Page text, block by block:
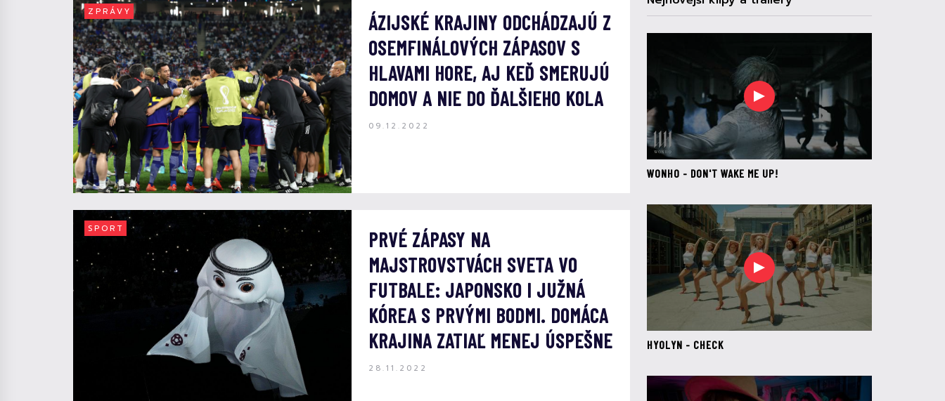
ZPRÁVY
ÁZIJSKÉ KRAJINY ODCHÁDZAJÚ Z
OSEMFINÁLOVÝCH ZÁPASOV S
HLAVAMI HORE, AJ KEĎ SMERUJÚ
DOMOV A NIE DO ĎALŠIEHO KOLA
09.12.2022
SPORT
PRVÉ ZÁPASY NA
MAJSTROVSTVÁCH SVETA VO
FUTBALE: JAPONSKO I JUŽNÁ
KÓREA S PRVÝMI BODMI. DOMÁCA
KRAJINA ZATIAĽ MENEJ ÚSPEŠNE
28.11.2022
WONHO - DON'T WAKE ME UP!
HYOLYN - CHECK